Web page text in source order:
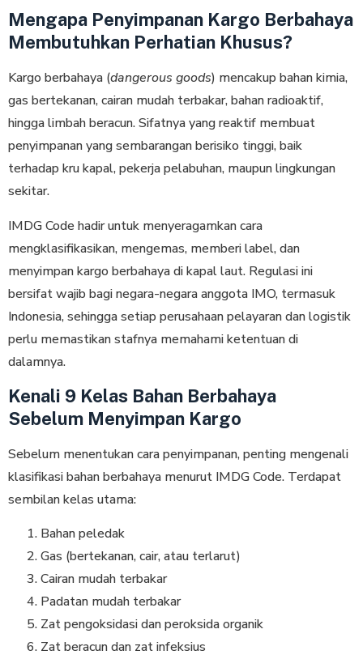
Mengapa Penyimpanan Kargo Berbahaya
Membutuhkan Perhatian Khusus?
Kargo berbahaya (dangerous goods) mencakup bahan kimia,
gas bertekanan, cairan mudah terbakar, bahan radioaktif,
hingga limbah beracun. Sifatnya yang reaktif membuat
penyimpanan yang sembarangan berisiko tinggi, baik
terhadap kru kapal, pekerja pelabuhan, maupun lingkungan
sekitar.
IMDG Code hadir untuk menyeragamkan cara
mengklasifikasikan, mengemas, memberi label, dan
menyimpan kargo berbahaya di kapal laut. Regulasi ini
bersifat wajib bagi negara-negara anggota IMO, termasuk
Indonesia, sehingga setiap perusahaan pelayaran dan logistik
perlu memastikan stafnya memahami ketentuan di
dalamnya.
Kenali 9 Kelas Bahan Berbahaya
Sebelum Menyimpan Kargo
Sebelum menentukan cara penyimpanan, penting mengenali
klasifikasi bahan berbahaya menurut IMDG Code. Terdapat
sembilan kelas utama:
Bahan peledak
Gas (bertekanan, cair, atau terlarut)
Cairan mudah terbakar
Padatan mudah terbakar
Zat pengoksidasi dan peroksida organik
Zat beracun dan zat infeksius